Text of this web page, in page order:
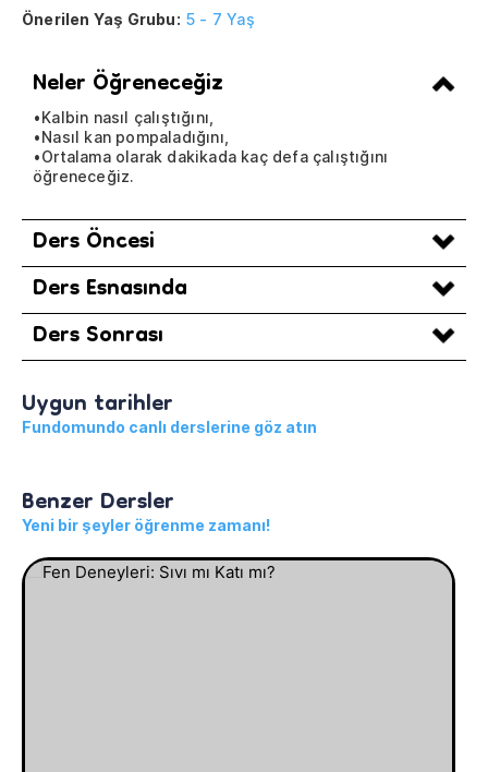
Önerilen Yaş Grubu: 5 - 7 Yaş
Neler Öğreneceğiz
•Kalbin nasıl çalıştığını,
•Nasıl kan pompaladığını,
•Ortalama olarak dakikada kaç defa çalıştığını
öğreneceğiz.
Ders Öncesi
Ders Esnasında
Ders Sonrası
Uygun tarihler
Fundomundo canlı derslerine göz atın
Benzer Dersler
Yeni bir şeyler öğrenme zamanı!